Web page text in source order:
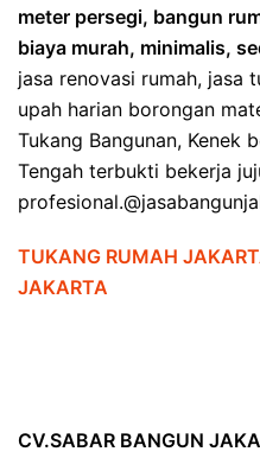
meter persegi, bangun
biaya murah, minimalis,
jasa renovasi rumah, jasa
upah harian borongan
Tukang Bangunan, Kenek
Tengah terbukti bekerja
TUKANG RUMAH
JAKARTA
CV.SABAR BANGUN